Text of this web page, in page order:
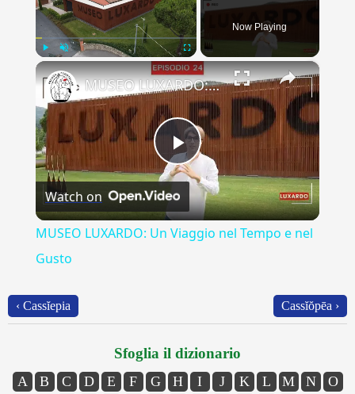
Fullscreen
Now Playing
×
Play
Video
MUSEO LUXARDO: Un Viaggio nel Tempo e nel Gusto
Watch on
MUSEO LUXARDO: Un Viaggio nel Tempo e nel
Gusto
‹ Cassĭepia Cassĭŏpēa ›
Sfoglia il dizionario
A B C D E F G H I J K L M N
O